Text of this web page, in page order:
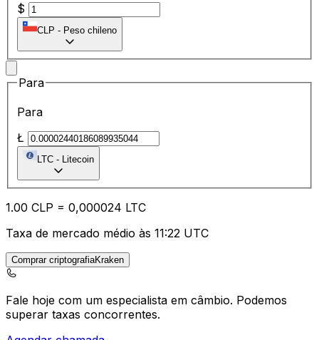
$
CLP - Peso chileno
Para
Para
Ł
LTC - Litecoin
1.00 CLP = 0,000024 LTC
Taxa de mercado médio às 11:22 UTC
Comprar criptografiaKraken
Fale hoje com um especialista em câmbio. Podemos
superar taxas concorrentes.